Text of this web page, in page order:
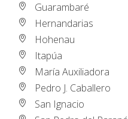
Guarambaré
Hernandarias
Hohenau
Itapúa
María Auxiliadora
Pedro J. Caballero
San Ignacio